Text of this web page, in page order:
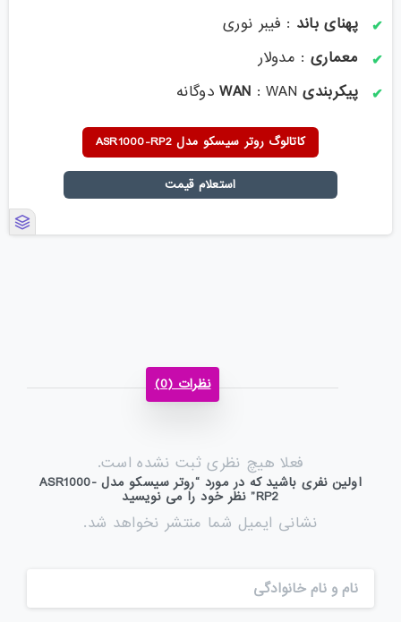
پهنای باند : فیبر نوری
معماری: مدولار
پیکربندی WAN : WAN دوگانه
کاتالوگ روتر سیسکو مدل ASR1000-RP2
استعلام قیمت
نظرات (0)
فعلا هیچ نظری ثبت نشده است.
اولین نفری باشید که در مورد “روتر سیسکو مدل ASR1000-
RP2” نظر خود را می نویسید
نشانی ایمیل شما منتشر نخواهد شد.